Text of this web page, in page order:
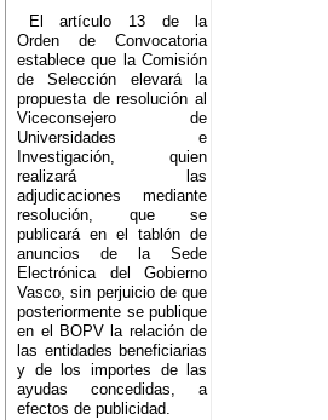
El artículo 13 de la
Orden de Convocatoria
establece que la Comisión
de Selección elevará la
propuesta de resolución al
Viceconsejero de
Universidades e
Investigación, quien
realizará las
adjudicaciones mediante
resolución, que se
publicará en el tablón de
anuncios de la Sede
Electrónica del Gobierno
Vasco, sin perjuicio de que
posteriormente se publique
en el BOPV la relación de
las entidades beneficiarias
y de los importes de las
ayudas concedidas, a
efectos de publicidad.